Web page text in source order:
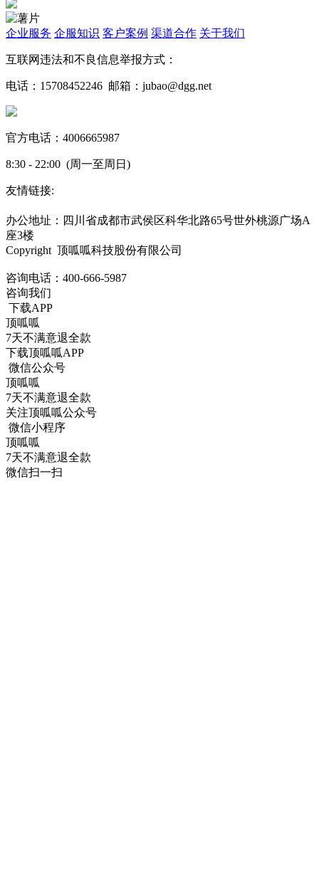
企业服务 企服知识 客户案例 渠道合作 关于我们
互联网违法和不良信息举报方式：
电话：15708452246 邮箱：jubao@dgg.net
官方电话：4006665987
8:30 - 22:00 (周一至周日)
友情链接:
办公地址：四川省成都市武侯区科华北路65号世外桃源广场A
座3楼
Copyright 顶呱呱科技股份有限公司
咨询电话： 400-666-5987
咨询我们
下载APP
顶呱呱
7天不满意退全款
下载顶呱呱APP
微信公众号
顶呱呱
7天不满意退全款
关注顶呱呱公众号
微信小程序
顶呱呱
7天不满意退全款
微信扫一扫